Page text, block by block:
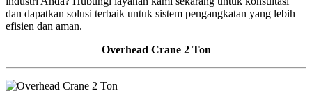
dan dapatkan solusi terbaik untuk sistem pengangkatan yang lebih
efisien dan aman.
Overhead Crane 2 Ton